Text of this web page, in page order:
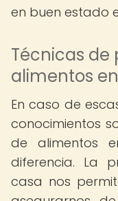
en buen estado
Técnicas de
alimentos
En caso de
conocimientos
de alimentos
diferencia. La
casa nos